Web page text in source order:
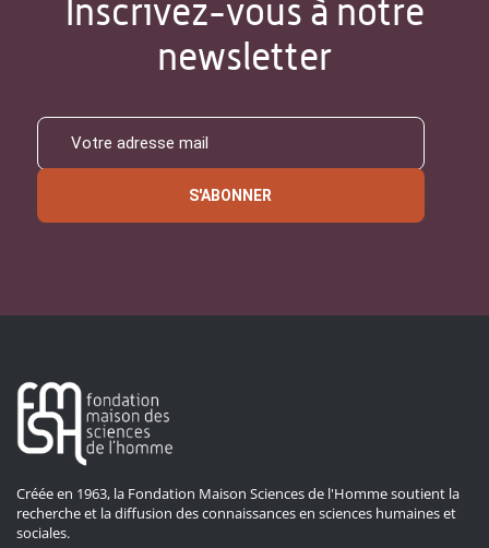
Inscrivez-vous à notre
newsletter
S'ABONNER
Créée en 1963, la Fondation Maison Sciences de l'Homme soutient la
recherche et la diffusion des connaissances en sciences humaines et
sociales.